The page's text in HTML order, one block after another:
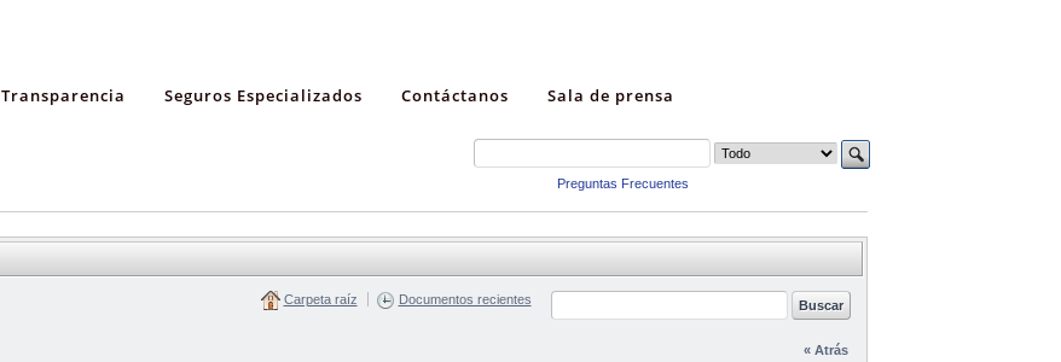
Transparencia Seguros Especializados Contáctanos Sala de prensa
Preguntas Frecuentes
Carpeta raíz Documentos recientes
« Atrás